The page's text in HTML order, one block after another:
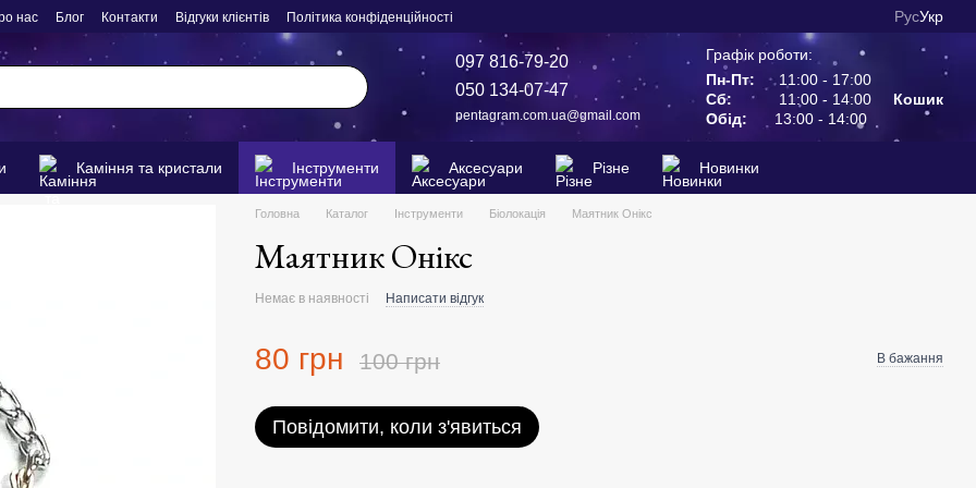
нас Блог Контакти Відгуки клієнтів Політика конфіденційності РусУкр
097 816-79-20
050 134-07-47
pentagram.com.ua@gmail.com
Графік роботи:
Пн-Пт:
11:00 - 17:00
Сб:
11:00 - 14:00
Обід:
13:00 - 14:00
Кошик
Каміння та кристали Інструменти Аксесуари Різне Новинки
Головна Каталог Інструменти Біолокація Маятник Онікс
Маятник Онікс
Немає в наявності Написати відгук
80 грн 100 грн В бажання
Повідомити, коли з'явиться